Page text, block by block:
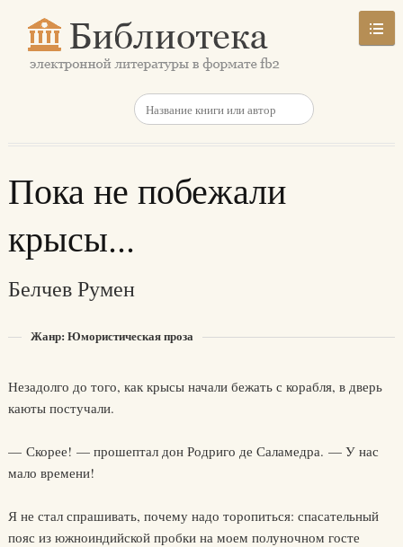
Пока не побежали
крысы...
Белчев Румен
Жанр: Юмористическая проза
Незадолго до того, как крысы начали бежать с корабля, в дверь
каюты постучали.
— Скорее! — прошептал дон Родриго де Саламедра. — У нас
мало времени!
Я не стал спрашивать, почему надо торопиться: спасательный
пояс из южноиндийской пробки на моем полуночном госте